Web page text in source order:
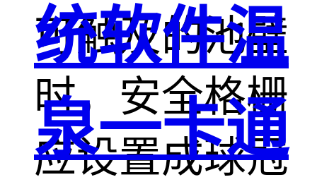
可触及的池壁
时，安全格栅
应设置成球冠
统软件温
泉一卡通